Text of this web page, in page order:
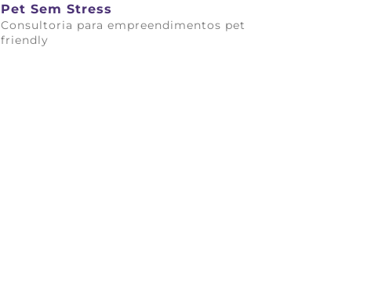
Pet Sem Stress
Consultoria para empreendimentos pet
friendly